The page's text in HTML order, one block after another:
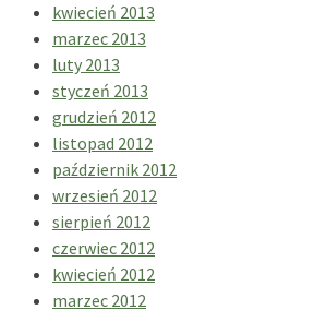
kwiecień 2013
marzec 2013
luty 2013
styczeń 2013
grudzień 2012
listopad 2012
październik 2012
wrzesień 2012
sierpień 2012
czerwiec 2012
kwiecień 2012
marzec 2012